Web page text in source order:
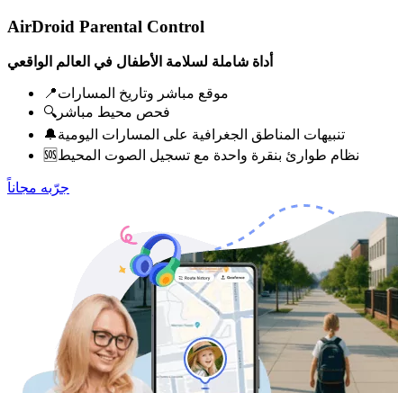
AirDroid Parental Control
أداة شاملة لسلامة الأطفال في العالم الواقعي
📍موقع مباشر وتاريخ المسارات
🔍فحص محيط مباشر
🔔تنبيهات المناطق الجغرافية على المسارات اليومية
🆘نظام طوارئ بنقرة واحدة مع تسجيل الصوت المحيط
جرّبه مجاناً